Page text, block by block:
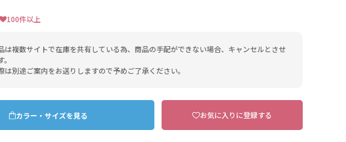
100件以上
複数サイトで在庫を共有している為、商品の手配ができない場合、キャンセルとさせ
は別途ご案内をお送りしますので予めご了承ください。
カラー・サイズを見る お気に入りに登録する